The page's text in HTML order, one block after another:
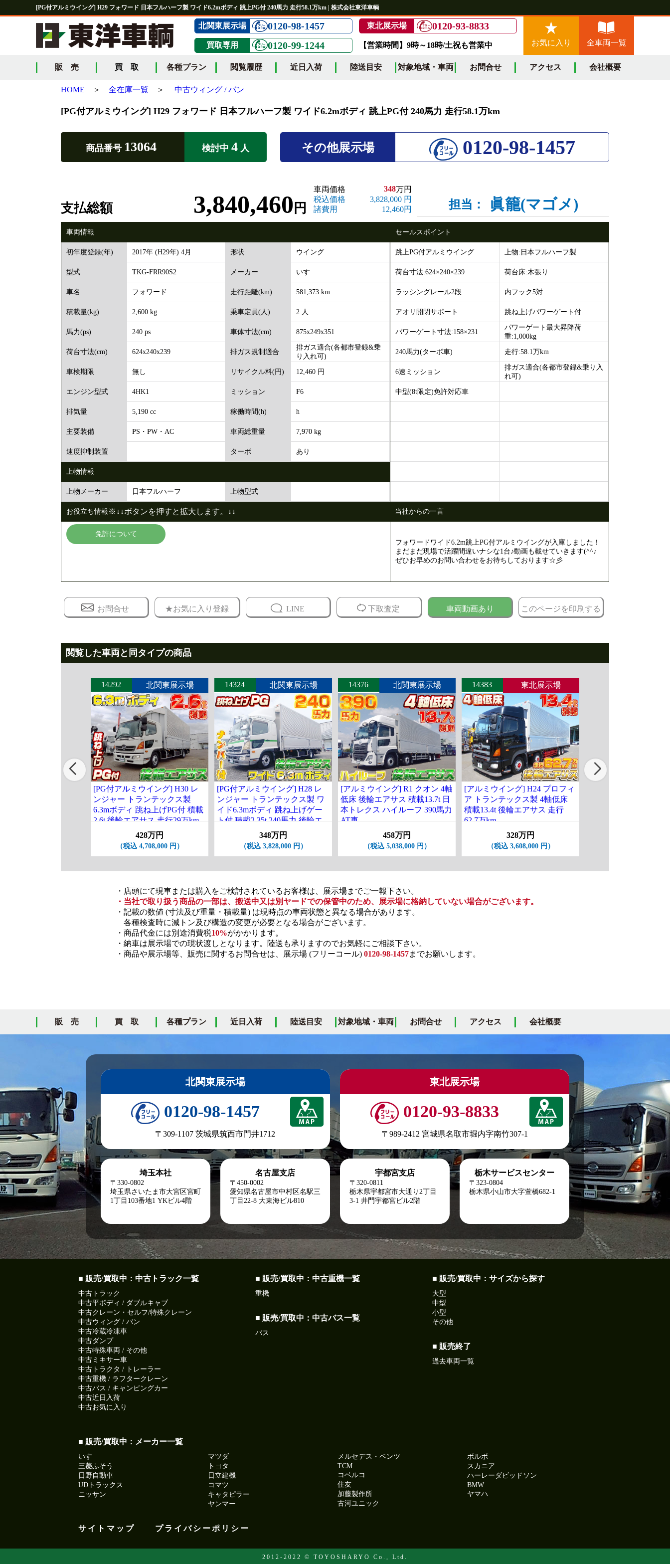
[PG付アルミウイング] H29 フォワード 日本フルハーフ製 ワイド6.2mボディ 跳上PG付 240馬力 走行58.1万km | 株式会社東洋車輌
北関東展示場 0120-98-1457 東北展示場 0120-93-8833
買取専用 0120-99-1244 【営業時間】9時～18時/土祝も営業中 お気に入り 全車両一覧
販 売 買 取 各種プラン 閲覧履歴 近日入荷 陸送目安 対象地域・車両 お問合せ アクセス 会社概要
HOME ＞ 全在庫一覧 ＞ 中古ウィング / バン
[PG付アルミウイング] H29 フォワード 日本フルハーフ製 ワイド6.2mボディ 跳上PG付 240馬力 走行58.1万km
商品番号 13064 検討中 4 人 その他展示場 0120-98-1457
支払総額 3,840,460 円
車両価格 348万円
税込価格
3,828,000 円
諸費用
12,460円 担当： 眞籠(マゴメ)
車両情報
初年度登録(年) 2017年 (H29年) 4月 形状 ウイング
型式 TKG-FRR90S2 メーカー いすゞ
車名 フォワード 走行距離(km) 581,373 km
積載量(kg) 2,600 kg 乗車定員(人) 2 人
馬力(ps) 240 ps 車体寸法(cm) 875x249x351
荷台寸法(cm) 624x240x239 排ガス規制適合
排ガス適合(各都市登録&乗
り入れ可)
車検期限 無し リサイクル料(円) 12,460 円
エンジン型式 4HK1 ミッション F6
排気量 5,190 cc 稼働時間(h) h
主要装備 PS・PW・AC 車両総重量 7,970 kg
速度抑制装置 ターボ あり
上物情報
上物メーカー 日本フルハーフ 上物型式
セールスポイント
跳上PG付アルミウイング 上物:日本フルハーフ製
荷台寸法:624×240×239 荷台床:木張り
ラッシングレール2段 内フック5対
アオリ開閉サポート 跳ね上げパワーゲート付
パワーゲート寸法:158×231
パワーゲート最大昇降荷
重:1,000kg
240馬力(ターボ車) 走行:58.1万km
6速ミッション
排ガス適合(各都市登録&乗り入
れ可)
中型(8t限定)免許対応車
お役立ち情報 ※↓↓ボタンを押すと拡大します。↓↓
免許について
当社からの一言
フォワードワイド6.2m跳上PG付アルミウイングが入庫しました！
まだまだ現場で活躍間違いナシな1台♪動画も載せていきます(^^♪
ぜひお早めのお問い合わせをお待ちしております☆彡
お問合せ ★お気に入り登録 LINE 下取査定 車両動画あり このページを印刷する
閲覧した車両と同タイプの商品
14292 北関東展示場
[PG付アルミウイング] H30 レ
ンジャー トランテックス製
6.3mボディ 跳ね上げPG付 積載
2.6t 後輪エアサス 走行29万km
428万円
（税込 4,708,000 円）
14324 北関東展示場
[PG付アルミウイング] H28 レ
ンジャー トランテックス製 ワ
イド6.3mボディ 跳ね上げゲー
ト付 積載2.35t 240馬力 後輪エ
アサス ナンバー付
348万円
（税込 3,828,000 円）
14376 北関東展示場
[アルミウイング] R1 クオン 4軸
低床 後輪エアサス 積載13.7t 日
本トレクス ハイルーフ 390馬力
AT車
458万円
（税込 5,038,000 円）
14383 東北展示場
[アルミウイング] H24 プロフィ
ア トランテックス製 4軸低床
積載13.4t 後輪エアサス 走行
62.7万km
328万円
（税込 3,608,000 円）
・店頭にて現車または購入をご検討されているお客様は、展示場までご一報下さい。
・当社で取り扱う商品の一部は、搬送中又は別ヤードでの保管中のため、展示場に格納していない場合がございます。
・記載の数値 (寸法及び重量・積載量) は現時点の車両状態と異なる場合があります。
各種検査時に減トン及び構造の変更が必要となる場合がございます。
・商品代金には別途消費税10%がかかります。
・納車は展示場での現状渡しとなります。陸送も承りますのでお気軽にご相談下さい。
・商品や展示場等、販売に関するお問合せは、展示場 (フリーコール) 0120-98-1457までお願いします。
販 売 買 取 各種プラン 近日入荷 陸送目安 対象地域・車両 お問合せ アクセス 会社概要
北関東展示場
0120-98-1457
〒309-1107 茨城県筑西市門井1712
東北展示場
0120-93-8833
〒989-2412 宮城県名取市堀内字南竹307-1
埼玉本社
〒330-0802
埼玉県さいたま市大宮区宮町
1丁目103番地1 YKビル4階
名古屋支店
〒450-0002
愛知県名古屋市中村区名駅三
丁目22-8 大東海ビル810
宇都宮支店
〒320-0811
栃木県宇都宮市大通り2丁目
3-1 井門宇都宮ビル2階
栃木サービスセンター
〒323-0804
栃木県小山市大字萱橋682-1
■ 販売/買取中：中古トラック一覧
中古トラック
中古平ボディ / ダブルキャブ
中古クレーン・セルフ/特殊クレーン
中古ウィング / バン
中古冷蔵冷凍車
中古ダンプ
中古特殊車両 / その他
中古ミキサー車
中古トラクタ / トレーラー
中古重機 / ラフタークレーン
中古バス / キャンピングカー
中古近日入荷
中古お気に入り
■ 販売/買取中：中古重機一覧
重機
■ 販売/買取中：中古バス一覧
バス
■ 販売/買取中：サイズから探す
大型
中型
小型
その他
■ 販売終了
過去車両一覧
■ 販売/買取中：メーカー一覧
いすゞ
三菱ふそう
日野自動車
UDトラックス
ニッサン
マツダ
トヨタ
日立建機
コマツ
キャタピラー
ヤンマー
メルセデス・ベンツ
TCM
コベルコ
住友
加藤製作所
古河ユニック
ボルボ
スカニア
ハーレーダビッドソン
BMW
ヤマハ
サイトマップ プライバシーポリシー
2012-2022 © TOYOSHARYO Co., Ltd.